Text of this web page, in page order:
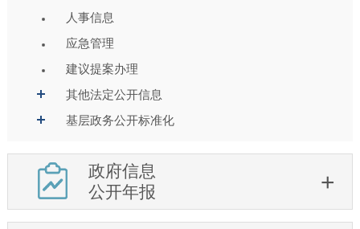
人事信息
应急管理
建议提案办理
其他法定公开信息
基层政务公开标准化
政府信息
公开年报